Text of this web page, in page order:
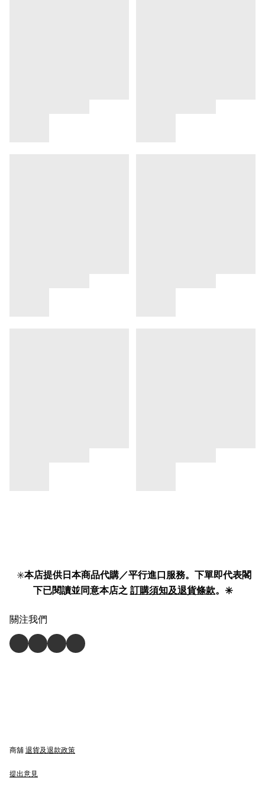
✳️本店提供日本商品代購／平行進口服務。下單即代表閣
下已閱讀並同意本店之 訂購須知及退貨條款。✳️
關注我們
商舖 退貨及退款政策
提出意見